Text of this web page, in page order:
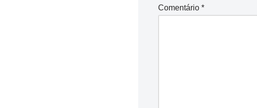
Comentário *